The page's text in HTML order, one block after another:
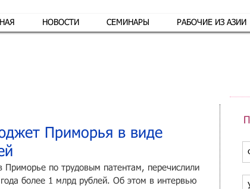
НОВОСТИ СЕМИНАРЫ РАБОЧИЕ ИЗ АЗИИ
Приморья в виде
Приморье по трудовым патентам, перечислили
более 1 млрд рублей. Об этом в интервью